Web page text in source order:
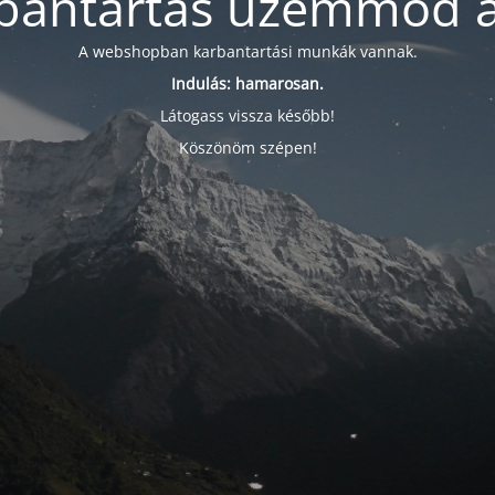
A webshopban karbantartási munkák vannak.
Indulás: hamarosan.
Látogass vissza később!
Köszönöm szépen!